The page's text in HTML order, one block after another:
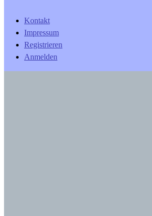
Kontakt
Impressum
Registrieren
Anmelden